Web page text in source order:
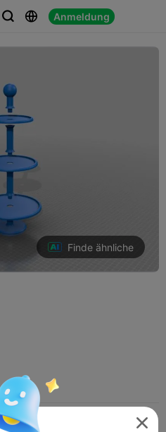
  Anmeldung

Finde ähnliche
Haushalt 
